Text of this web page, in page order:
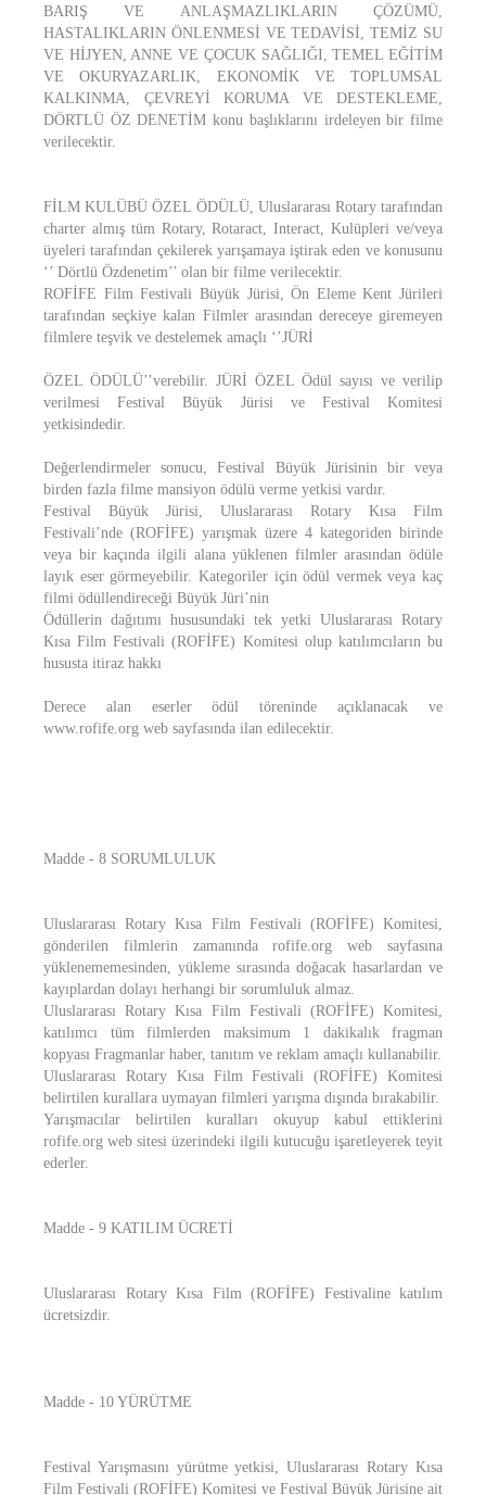
BARIŞ VE ANLAŞMAZLIKLARIN ÇÖZÜMÜ,
HASTALIKLARIN ÖNLENMESİ VE TEDAVİSİ, TEMİZ SU
VE HİJYEN, ANNE VE ÇOCUK SAĞLIĞI, TEMEL EĞİTİM
VE OKURYAZARLIK, EKONOMİK VE TOPLUMSAL
KALKINMA, ÇEVREYİ KORUMA VE DESTEKLEME,
DÖRTLÜ ÖZ DENETİM konu başlıklarını irdeleyen bir filme
verilecektir.
FİLM KULÜBÜ ÖZEL ÖDÜLÜ, Uluslararası Rotary tarafından
charter almış tüm Rotary, Rotaract, Interact, Kulüpleri ve/veya
üyeleri tarafından çekilerek yarışamaya iştirak eden ve konusunu
‘’ Dörtlü Özdenetim’’ olan bir filme verilecektir.
ROFİFE Film Festivali Büyük Jürisi, Ön Eleme Kent Jürileri
tarafından seçkiye kalan Filmler arasından dereceye giremeyen
filmlere teşvik ve destelemek amaçlı ‘’JÜRİ
ÖZEL ÖDÜLÜ’’verebilir. JÜRİ ÖZEL Ödül sayısı ve verilip
verilmesi Festival Büyük Jürisi ve Festival Komitesi
yetkisindedir.
Değerlendirmeler sonucu, Festival Büyük Jürisinin bir veya
birden fazla filme mansiyon ödülü verme yetkisi vardır.
Festival Büyük Jürisi, Uluslararası Rotary Kısa Film
Festivali’nde (ROFİFE) yarışmak üzere 4 kategoriden birinde
veya bir kaçında ilgili alana yüklenen filmler arasından ödüle
layık eser görmeyebilir. Kategoriler için ödül vermek veya kaç
filmi ödüllendireceği Büyük Jüri’nin
Ödüllerin dağıtımı hususundaki tek yetki Uluslararası Rotary
Kısa Film Festivali (ROFİFE) Komitesi olup katılımcıların bu
hususta itiraz hakkı
Derece alan eserler ödül töreninde açıklanacak ve
www.rofife.org web sayfasında ilan edilecektir.
Madde - 8 SORUMLULUK
Uluslararası Rotary Kısa Film Festivali (ROFİFE) Komitesi,
gönderilen filmlerin zamanında rofife.org web sayfasına
yüklenememesinden, yükleme sırasında doğacak hasarlardan ve
kayıplardan dolayı herhangi bir sorumluluk almaz.
Uluslararası Rotary Kısa Film Festivali (ROFİFE) Komitesi,
katılımcı tüm filmlerden maksimum 1 dakikalık fragman
kopyası Fragmanlar haber, tanıtım ve reklam amaçlı kullanabilir.
Uluslararası Rotary Kısa Film Festivali (ROFİFE) Komitesi
belirtilen kurallara uymayan filmleri yarışma dışında bırakabilir.
Yarışmacılar belirtilen kuralları okuyup kabul ettiklerini
rofife.org web sitesi üzerindeki ilgili kutucuğu işaretleyerek teyit
ederler.
Madde - 9 KATILIM ÜCRETİ
Uluslararası Rotary Kısa Film (ROFİFE) Festivaline katılım
ücretsizdir.
Madde - 10 YÜRÜTME
Festival Yarışmasını yürütme yetkisi, Uluslararası Rotary Kısa
Film Festivali (ROFİFE) Komitesi ve Festival Büyük Jürisine ait